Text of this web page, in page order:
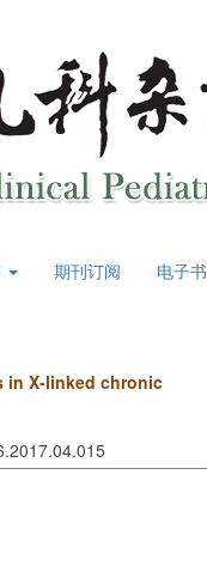
期刊订阅 电子书
in X-linked chronic